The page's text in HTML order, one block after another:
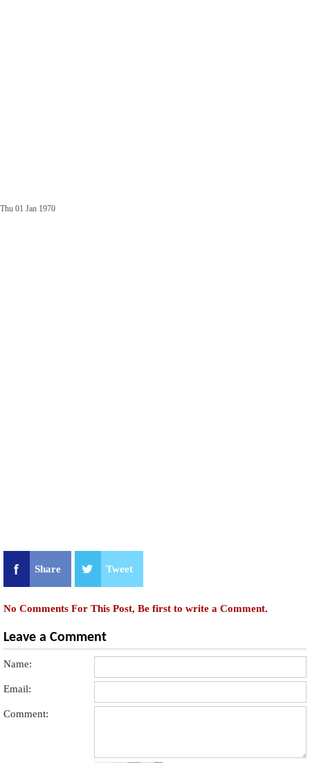
Thu 01 Jan 1970
Share Tweet
No Comments For This Post, Be first to write a Comment.
Leave a Comment
Name:
Email:
Comment: